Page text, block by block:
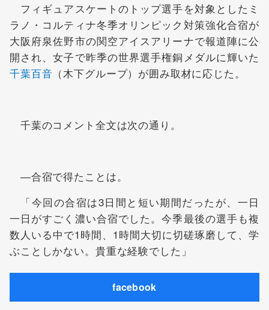
フィギュアスケートのトップ選手を対象としたミ
ラノ・コルティナ冬季オリンピック対策強化合宿が
大阪府泉佐野市の関空アイスアリーナで報道陣に公
開され、女子で昨季の世界選手権銅メダルに輝いた
千葉百音 （木下グループ）が囲み取材に応じた。
千葉のコメント全文は次の通り。
―合宿で得たことは。
「今回の合宿は3日間と短い期間だったが、一日
一日がすごく濃い合宿でした。今季最後の選手も複
数人いる中で1時間、1時間大切に切磋琢磨して、学
ぶことしかない。貴重な経験でした」
facebook